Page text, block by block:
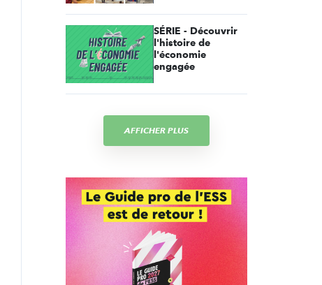
SÉRIE - Découvrir
l'histoire de
l'économie
engagée
AFFICHER PLUS